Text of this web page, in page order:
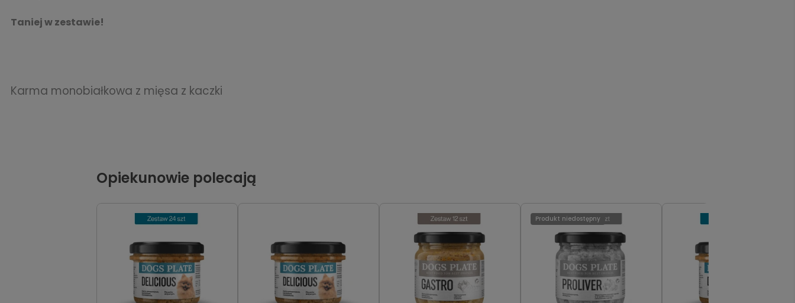
Taniej w zestawie!
Karma monobiałkowa z mięsa z kaczki
Opiekunowie polecają
Produkt niedostępny